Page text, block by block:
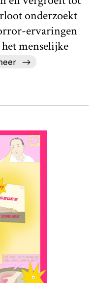
onderzoekt
ervaringen
menselijke